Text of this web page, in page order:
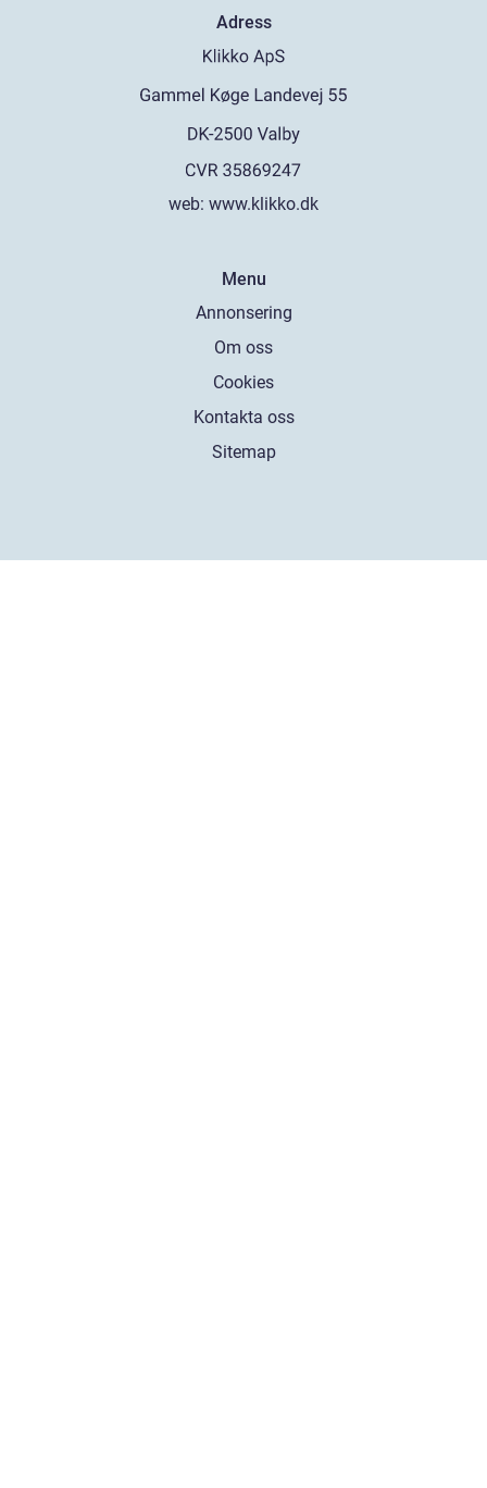
Adress
web: www.klikko.dk
Menu
Annonsering
Om oss
Cookies
Kontakta oss
Sitemap